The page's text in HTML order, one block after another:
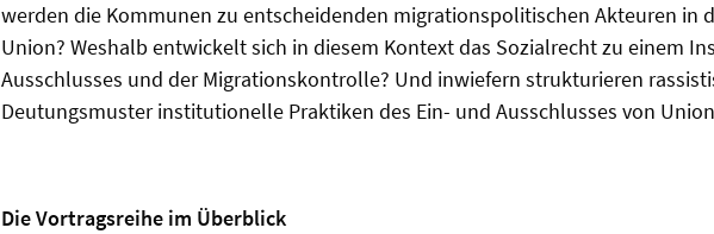
werden die Kommunen zu entscheidenden migrationspolitischen Akteuren in
Union? Weshalb entwickelt sich in diesem Kontext das Sozialrecht zu einem
Ausschlusses und der Migrationskontrolle? Und inwiefern strukturieren
Deutungsmuster institutionelle Praktiken des Ein- und Ausschlusses von
Die Vortragsreihe im Überblick